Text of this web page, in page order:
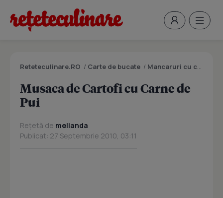
Reteteculinare.RO / Carte de bucate / Mancaruri cu carne
Musaca de Cartofi cu Carne de
Pui
Rețetă de melianda
Publicat: 27 Septembrie 2010, 03:11